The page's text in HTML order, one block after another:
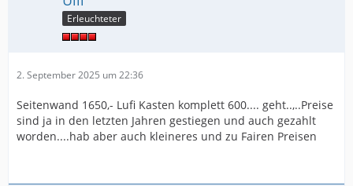
Erleuchteter
2. September 2025 um 22:36
Seitenwand 1650,- Lufi Kasten komplett 600.... geht..,..Preise
sind ja in den letzten Jahren gestiegen und auch gezahlt
worden....hab aber auch kleineres und zu Fairen Preisen